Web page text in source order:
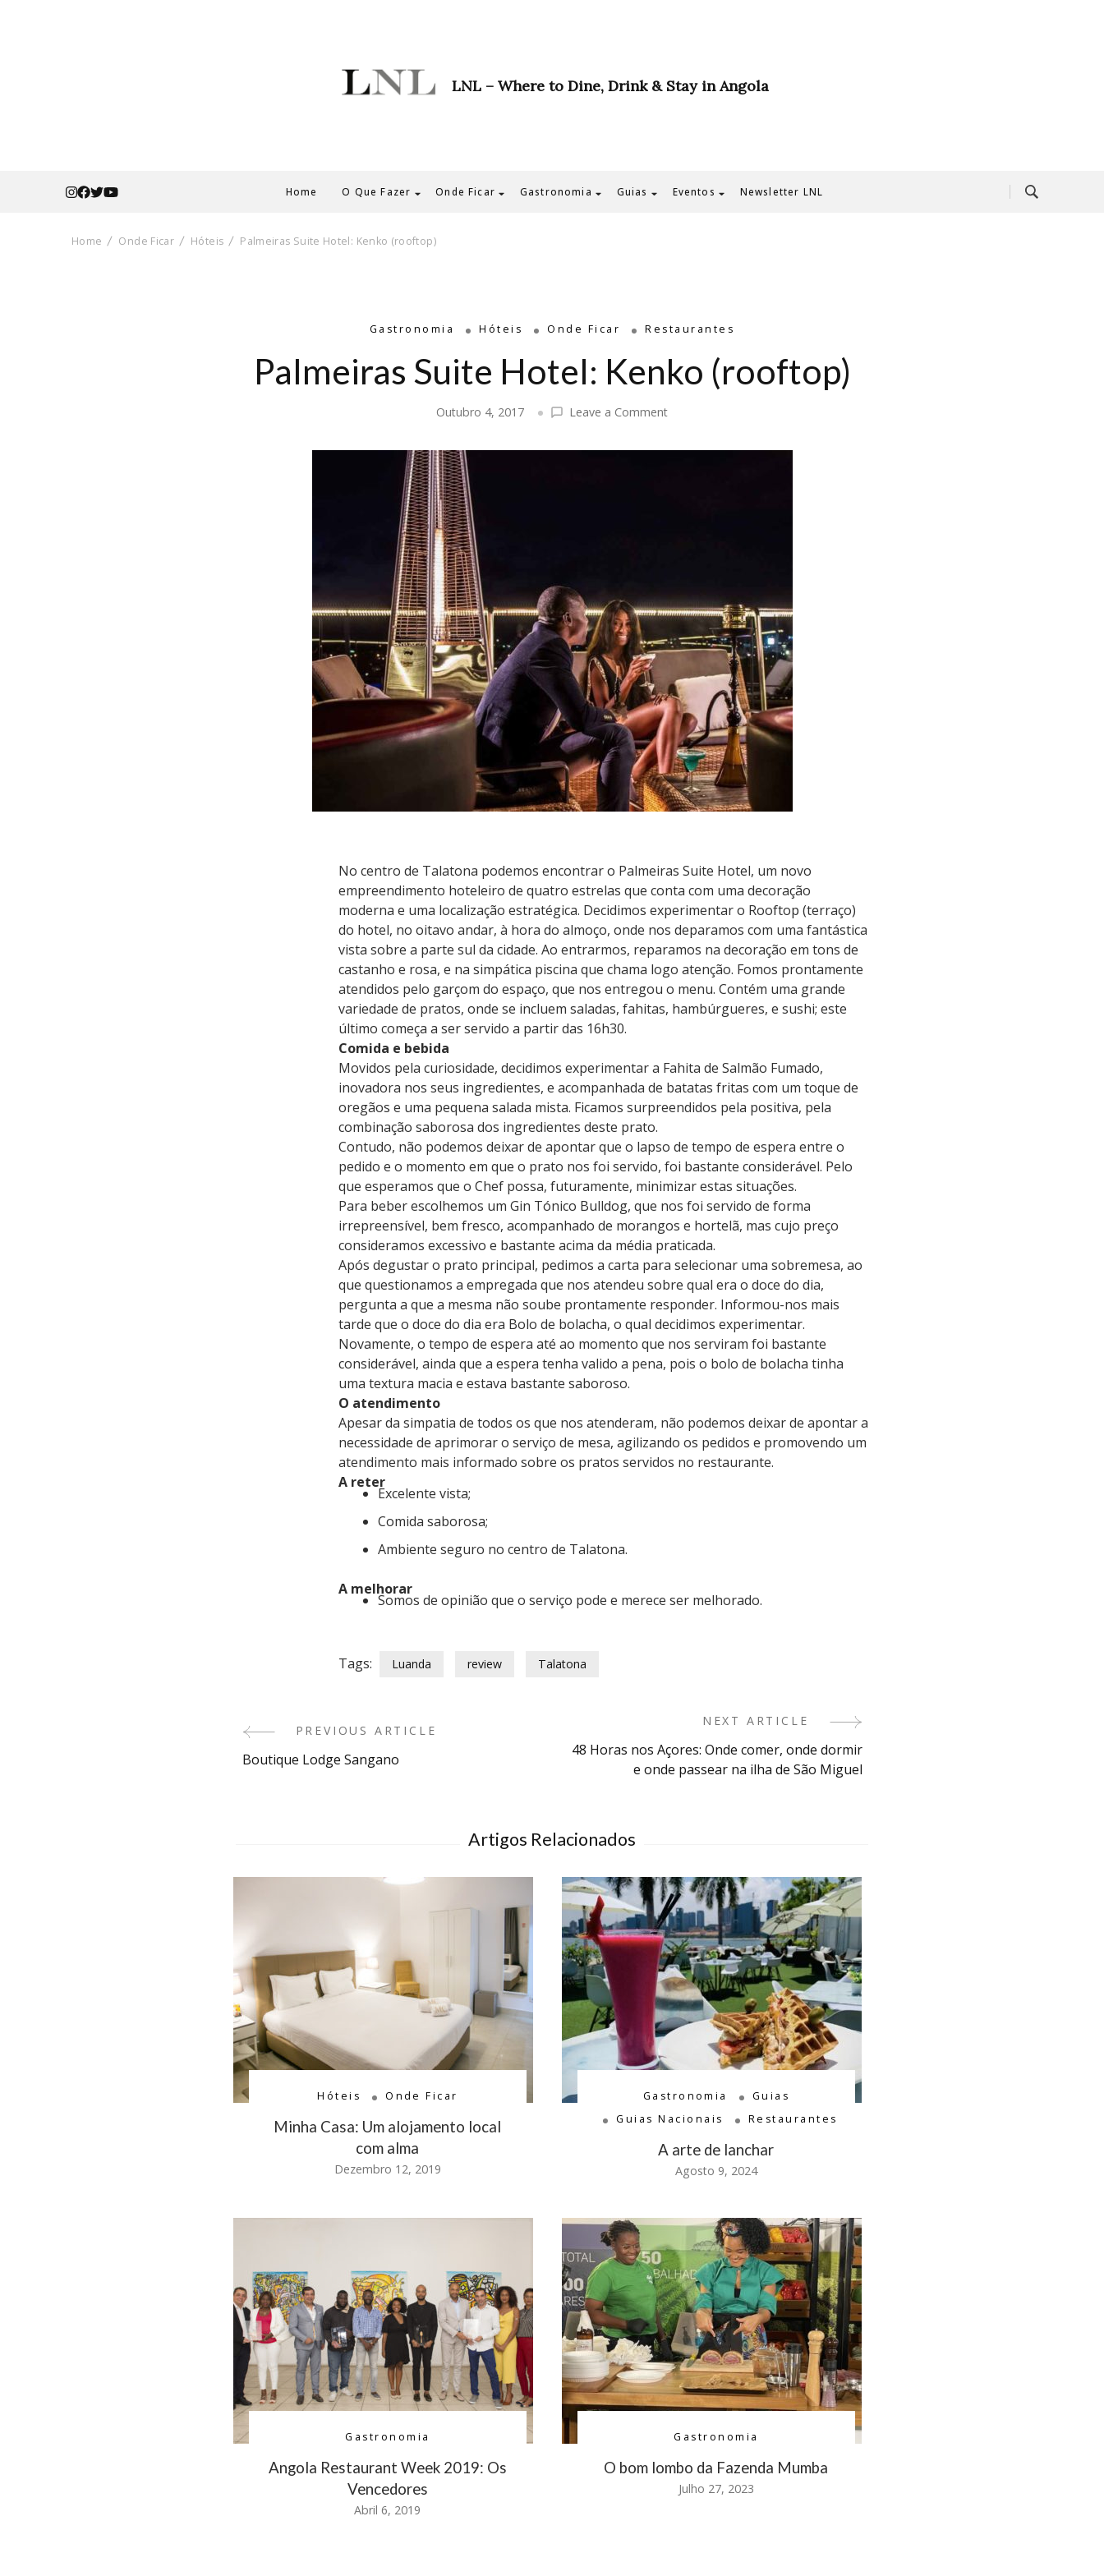
LNL – Where to Dine, Drink & Stay in Angola
Home O Que Fazer Onde Ficar Gastronomia Guias Eventos Newsletter LNL
Home Onde Ficar Hóteis Palmeiras Suite Hotel: Kenko (rooftop)
Gastronomia Hóteis Onde Ficar Restaurantes
Palmeiras Suite Hotel: Kenko (rooftop)
Outubro 4, 2017 Leave a Commenton
Suite
No centro de Talatona podemos encontrar o Palmeiras Suite Hotel, um novo
empreendimento hoteleiro de quatro estrelas que conta com uma decoração
moderna e uma localização estratégica. Decidimos experimentar o Rooftop (terraço)
do hotel, no oitavo andar, à hora do almoço, onde nos deparamos com uma fantástica
vista sobre a parte sul da cidade. Ao entrarmos, reparamos na decoração em tons de
castanho e rosa, e na simpática piscina que chama logo atenção. Fomos prontamente
atendidos pelo garçom do espaço, que nos entregou o menu. Contém uma grande
variedade de pratos, onde se incluem saladas, fahitas, hambúrgueres, e sushi; este
último começa a ser servido a partir das 16h30.
Comida e bebida
Movidos pela curiosidade, decidimos experimentar a Fahita de Salmão Fumado,
inovadora nos seus ingredientes, e acompanhada de batatas fritas com um toque de
oregãos e uma pequena salada mista. Ficamos surpreendidos pela positiva, pela
combinação saborosa dos ingredientes deste prato.
Contudo, não podemos deixar de apontar que o lapso de tempo de espera entre o
pedido e o momento em que o prato nos foi servido, foi bastante considerável. Pelo
que esperamos que o Chef possa, futuramente, minimizar estas situações.
Para beber escolhemos um Gin Tónico Bulldog, que nos foi servido de forma
irrepreensível, bem fresco, acompanhado de morangos e hortelã, mas cujo preço
consideramos excessivo e bastante acima da média praticada.
Após degustar o prato principal, pedimos a carta para selecionar uma sobremesa, ao
que questionamos a empregada que nos atendeu sobre qual era o doce do dia,
pergunta a que a mesma não soube prontamente responder. Informou-nos mais
tarde que o doce do dia era Bolo de bolacha, o qual decidimos experimentar.
Novamente, o tempo de espera até ao momento que nos serviram foi bastante
considerável, ainda que a espera tenha valido a pena, pois o bolo de bolacha tinha
uma textura macia e estava bastante saboroso.
O atendimento
Apesar da simpatia de todos os que nos atenderam, não podemos deixar de apontar a
necessidade de aprimorar o serviço de mesa, agilizando os pedidos e promovendo um
atendimento mais informado sobre os pratos servidos no restaurante.
A reter
Excelente vista;
Comida saborosa;
Ambiente seguro no centro de Talatona.
A melhorar
Somos de opinião que o serviço pode e merece ser melhorado.
Tags: Luanda review Talatona
Post
Navigation
PREVIOUS ARTICLE
Boutique Lodge Sangano
NEXT ARTICLE
48 Horas nos Açores: Onde comer, onde dormir
e onde passear na ilha de São Miguel
Artigos Relacionados
Hóteis Onde Ficar
Minha Casa: Um alojamento local
com alma
Dezembro 12, 2019
Gastronomia
Guias
Guias Nacionais
Restaurantes
A arte de lanchar
Agosto 9, 2024
Gastronomia
Angola Restaurant Week 2019: Os
Vencedores
Abril 6, 2019
Gastronomia
O bom lombo da Fazenda Mumba
Julho 27, 2023